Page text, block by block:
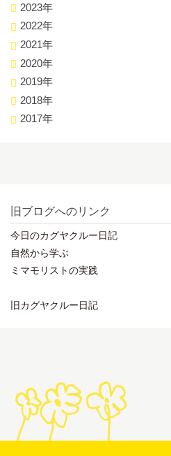
2023年
2022年
2021年
2020年
2019年
2018年
2017年
旧ブログへのリンク
今日のカグヤクルー日記
自然から学ぶ
ミマモリストの実践
旧カグヤクルー日記